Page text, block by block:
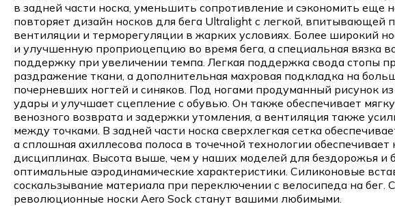
в задней части носка, уменьшить сопротивление и сэкономить еще
повторяет дизайн носков для бега Ultralight с легкой, впитывающей
вентиляции и терморегуляции в жарких условиях. Более широкий
и улучшенную проприоцепцию во время бега, а специальная вязка
поддержку при увеличении темпа. Легкая поддержка свода стопы
раздражение ткани, а дополнительная махровая подкладка на
почерневших ногтей и синяков. Под ногами продуманный рисунок
удары и улучшает сцепление с обувью. Он также обеспечивает
венозного возврата и задержки утомления, а вентиляция также
между точками. В задней части носка сверхлегкая сетка
а сплошная ахиллесова полоса в точечной технологии
дисциплинах. Высота выше, чем у наших моделей для бездорожья и
оптимальные аэродинамические характеристики. Силиконовые
соскальзывание материала при переключении с велосипеда на бег.
революционные носки Aero Sock станут вашими любимыми.